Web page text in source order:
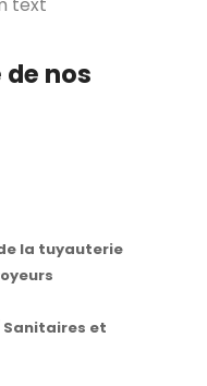
nos
la tuyauterie
Sanitaires et